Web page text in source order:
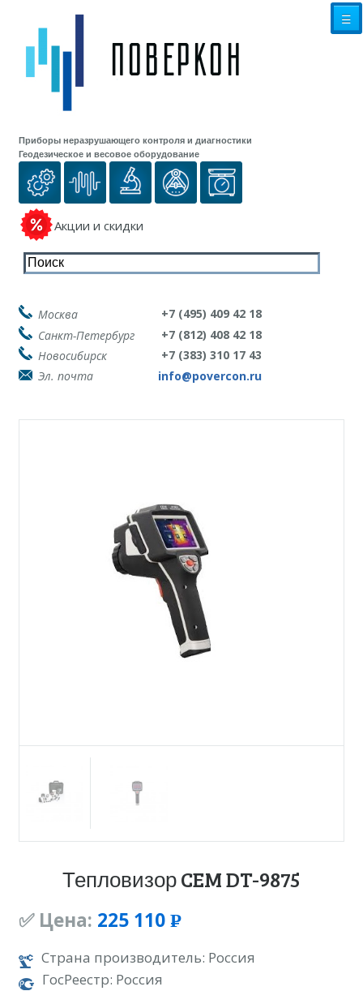
Приборы неразрушающего контроля и диагностики
Геодезическое и весовое оборудование
Акции и скидки
☰
Москва
+7 (495) 409 42 18
Санкт-Петербург
+7 (812) 408 42 18
Новосибирск
+7 (383) 310 17 43
Эл. почта
info@povercon.ru
Тепловизор CEM DT-9875
✅ Цена: 225 110 Р
УБ.
Страна производитель: Россия
ГосРеестр: Россия